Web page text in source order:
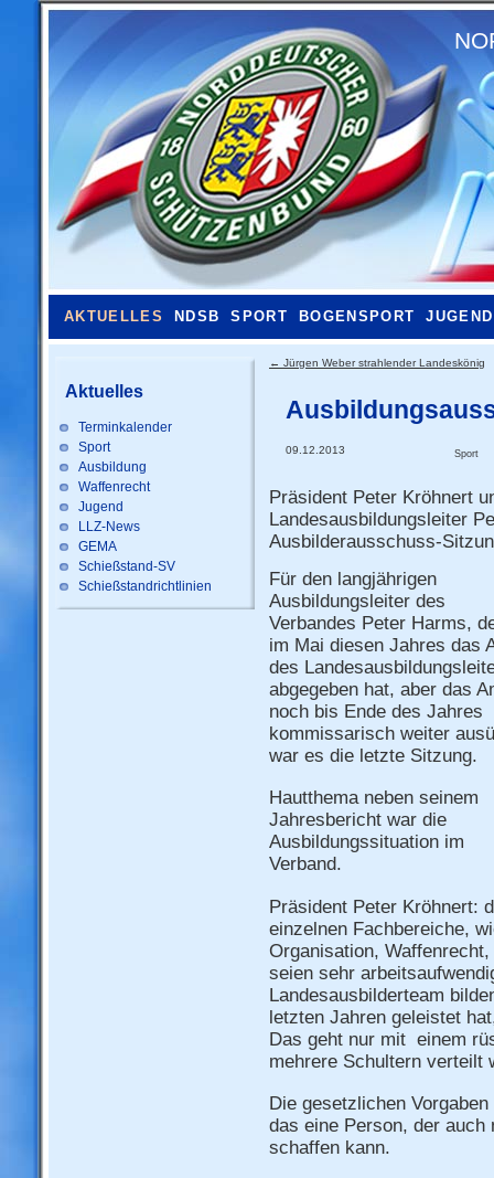
AKTUELLES NDSB SPORT BOGENSPORT JUGEND
Aktuelles
Terminkalender
Sport
Ausbildung
Waffenrecht
Jugend
LLZ-News
GEMA
Schießstand-SV
Schießstandrichtlinien
← Jürgen Weber strahlender Landeskönig
09.12.2013 Sport
Präsident Peter Kröhnert
Landesausbildungsleiter
Ausbilderausschuss-
Für den langjährigen
Ausbildungsleiter des
Verbandes Peter Harms,
im Mai diesen Jahres das
des
abgegeben hat, aber das
noch bis Ende des Jahres
kommissarisch weiter
war es die letzte Sitzung.
Hautthema neben seinem
Jahresbericht war die
Ausbildungssituation im
Verband.
Präsident Peter Kröhnert:
einzelnen Fachbereiche,
Organisation,
seien sehr
Landesausbilderteam
letzten Jahren geleistet
Das geht nur mit einem
mehrere Schultern verteilt
Die gesetzlichen
das eine Person, der
schaffen kann.